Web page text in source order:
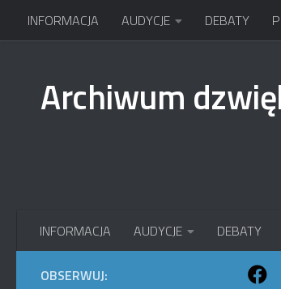
Przejdź do treści
INFORMACJA AUDYCJE DEBATY
Archiwum
INFORMACJA AUDYCJE DEBATY
OBSERWUJ: